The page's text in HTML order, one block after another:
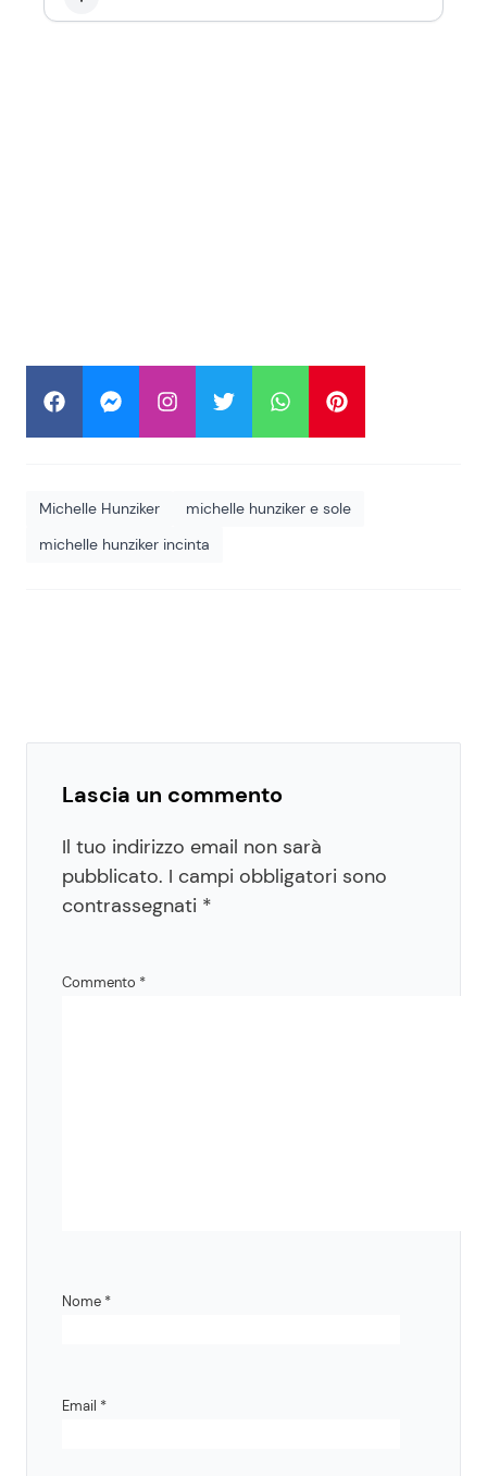
Michelle Hunziker
michelle hunziker e sole
michelle hunziker incinta
Lascia un commento
Il tuo indirizzo email non sarà
pubblicato. I campi obbligatori sono
contrassegnati *
Commento *
Nome *
Email *